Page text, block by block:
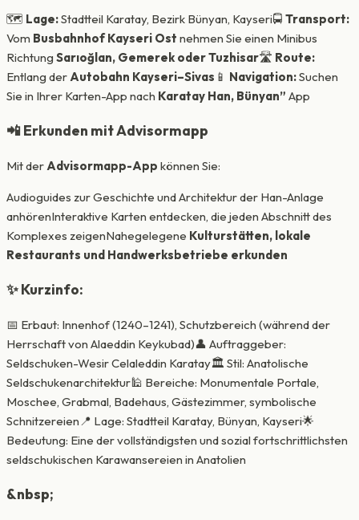
🗺️ Lage:Stadtteil Karatay, Bezirk Bünyan, Kayseri🚍 Transport:
Vom Busbahnhof Kayseri Ost nehmen Sie einen Minibus
Richtung Sarıoğlan, Gemerek oder Tuzhisar🛣️ Route:
Entlang der Autobahn Kayseri–Sivas 📱 Navigation:Suchen
Sie in Ihrer Karten-App nach Karatay Han, Bünyan” App
📲 Erkunden mit Advisormapp
Mit der Advisormapp-App können Sie:
Audioguides zur Geschichte und Architektur der Han-Anlage
anhörenInteraktive Karten entdecken, die jeden Abschnitt des
Komplexes zeigenNahegelegene Kulturstätten, lokale
Restaurants und Handwerksbetriebe erkunden
✨ Kurzinfo:
📅 Erbaut: Innenhof (1240–1241), Schutzbereich (während der
Herrschaft von Alaeddin Keykubad)👤 Auftraggeber:
Seldschuken-Wesir Celaleddin Karatay🏛️ Stil: Anatolische
Seldschukenarchitektur🕌 Bereiche: Monumentale Portale,
Moschee, Grabmal, Badehaus, Gästezimmer, symbolische
Schnitzereien📍 Lage: Stadtteil Karatay, Bünyan, Kayseri🌟
Bedeutung: Eine der vollständigsten und sozial fortschrittlichsten
seldschukischen Karawansereien in Anatolien
&nbsp;